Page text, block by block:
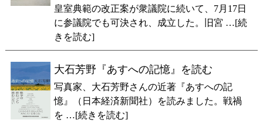
皇室典範の改正案が衆議院に続いて、7月17日
に参議院でも可決され、成立した。旧宮 …[続
きを読む]
大石芳野『あすへの記憶』を読む
写真家、大石芳野さんの近著『あすへの記
憶』（日本経済新聞社）を読みました。戦禍
を …[続きを読む]